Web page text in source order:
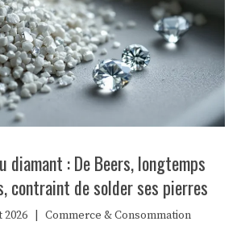
diamant : De Beers, longtemps
contraint de solder ses pierres
Commerce & Consommation